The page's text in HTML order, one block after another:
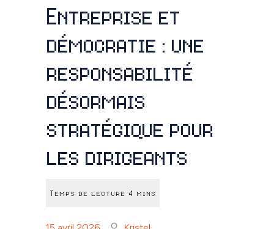
Entreprise et
démocratie : une
responsabilité
désormais
stratégique pour
les dirigeants